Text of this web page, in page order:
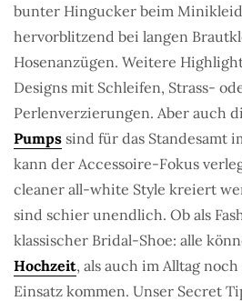
bunter Hingucker beim
hervorblitzend bei langen
Hosenanzügen. Weitere
Designs mit Schleifen, Strass-
Perlenverzierungen. Aber auch
Pumps sind für das Standesamt
kann der Accessoire-Fokus
cleaner all-white Style kreiert
sind schier unendlich. Ob als
klassischer Bridal-Shoe: alle
Hochzeit, als auch im Alltag
Einsatz kommen. Unser Secret